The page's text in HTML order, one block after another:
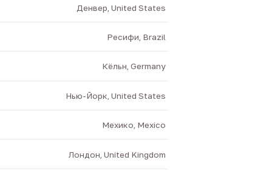
Денвер, United States
Ресифи, Brazil
Кёльн, Germany
Нью-Йорк, United States
Мехико, Mexico
Лондон, United Kingdom